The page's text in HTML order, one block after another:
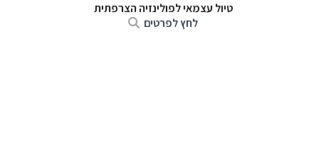
טיול עצמאי לפולינזיה הצרפתית
לחץ לפרטים